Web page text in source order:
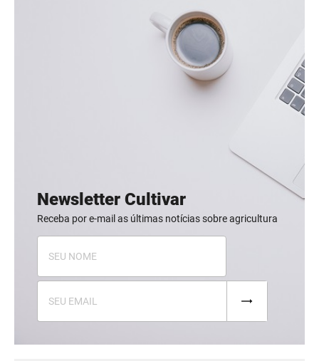
Newsletter Cultivar
Receba por e-mail as últimas notícias sobre agricultura